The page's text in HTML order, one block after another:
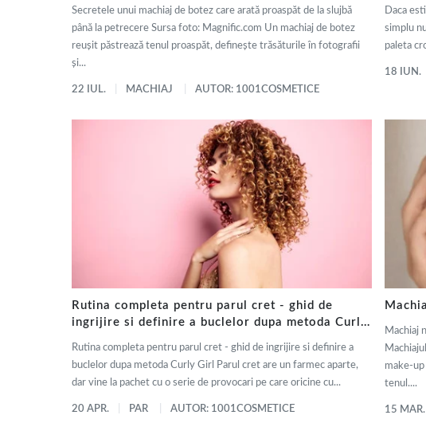
Secretele unui machiaj de botez care arată proaspăt de la slujbă
până la petrecere Sursa foto: Magnific.com Un machiaj de botez
reușit păstrează tenul proaspăt, definește trăsăturile în fotografii
și...
22 IUL. MACHIAJ AUTOR: 1001COSMETICE
Daca
simplu
paleta
18 IUN.
Rutina completa pentru parul cret - ghid de
ingrijire si definire a buclelor dupa metoda Curly
Rutina completa pentru parul cret - ghid de ingrijire si definire a
buclelor dupa metoda Curly Girl Parul cret are un farmec aparte,
dar vine la pachet cu o serie de provocari pe care oricine cu...
20 APR. PAR AUTOR: 1001COSMETICE
Machiaj
make-
tenul....
15 MAR.